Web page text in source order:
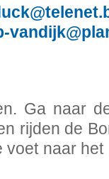
Ga naar
rijden de
voet naar